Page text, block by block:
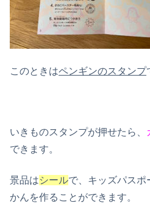
このときはペンギンのスタンプ
いきものスタンプが押せたら、
できます。
景品はシールで、キッズパスポ
かんを作ることができます。